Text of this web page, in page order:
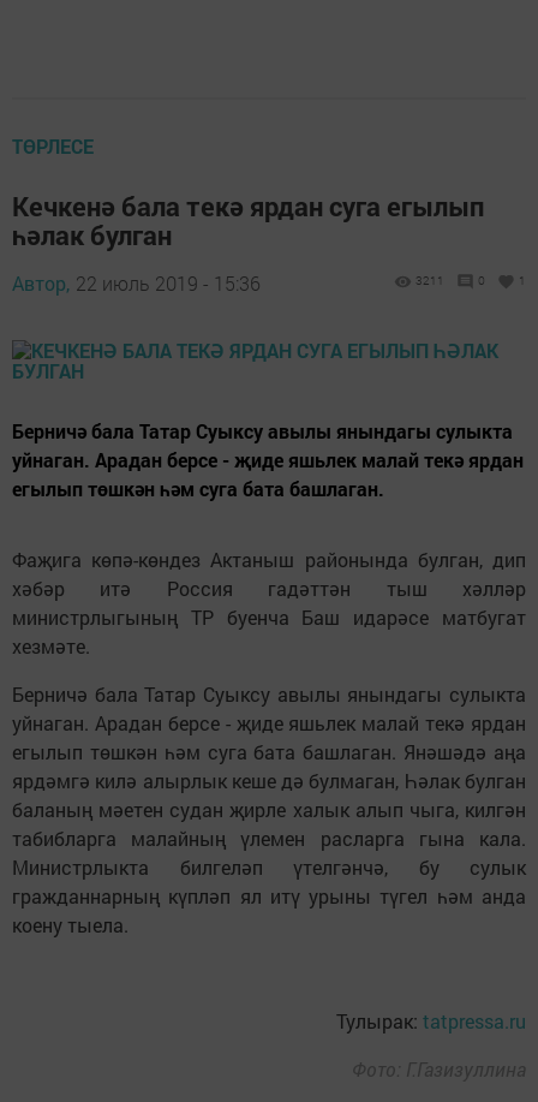
ТӨРЛЕСЕ
Кечкенә бала текә ярдан суга егылып
һәлак булган
Автор, 22 июль 2019 - 15:36 3211 0 1
Берничә бала Татар Суыксу авылы янындагы сулыкта
уйнаган. Арадан берсе - җиде яшьлек малай текә ярдан
егылып төшкән һәм суга бата башлаган.
Фаҗига көпә-көндез Актаныш районында булган, дип
хәбәр итә Россия гадәттән тыш хәлләр
министрлыгының ТР буенча Баш идарәсе матбугат
хезмәте.
Берничә бала Татар Суыксу авылы янындагы сулыкта
уйнаган. Арадан берсе - җиде яшьлек малай текә ярдан
егылып төшкән һәм суга бата башлаган. Янәшәдә аңа
ярдәмгә килә алырлык кеше дә булмаган, Һәлак булган
баланың мәетен судан җирле халык алып чыга, килгән
табибларга малайның үлемен расларга гына кала.
Министрлыкта билгеләп үтелгәнчә, бу сулык
гражданнарның күпләп ял итү урыны түгел һәм анда
коену тыела.
Тулырак: tatpressa.ru
Фото: Г.Газизуллина